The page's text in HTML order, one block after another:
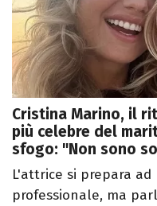
Cristina Marino, il
più celebre del
sfogo: "Non sono
L'attrice si prepara ad
professionale, ma